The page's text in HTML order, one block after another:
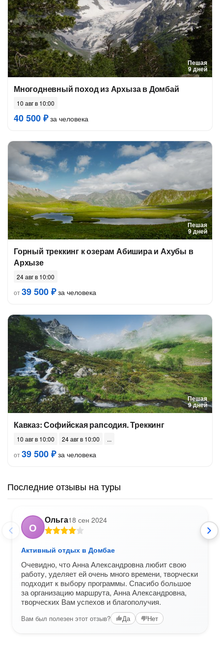
Пешая
9 дней
Многодневный поход из Архыза в Домбай
10 авг в 10:00
40 500 ₽за человека
Пешая
9 дней
Горный треккинг к озерам Абишира и Ахубы в
Архызе
24 авг в 10:00
от39 500 ₽за человека
Пешая
9 дней
Кавказ: Софийская рапсодия. Треккинг
10 авг в 10:00
24 авг в 10:00
от39 500 ₽за человека
Последние отзывы на туры
О
Ольга18 сен 2024
Активный отдых в Домбае
Очевидно, что Анна Александровна любит свою
работу, уделяет ей очень много времени, творчески
подходит к выбору программы. Спасибо большое
за организацию маршрута, Анна Александровна,
творческих Вам успехов и благополучия.
Вам был полезен этот отзыв? Да Нет